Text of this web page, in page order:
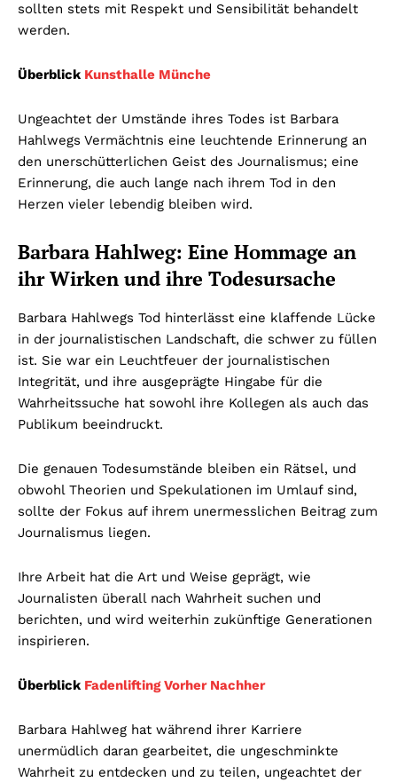
sollten stets mit Respekt und Sensibilität behandelt
werden.
Überblick Kunsthalle Münche
Ungeachtet der Umstände ihres Todes ist Barbara
Hahlwegs Vermächtnis eine leuchtende Erinnerung an
den unerschütterlichen Geist des Journalismus; eine
Erinnerung, die auch lange nach ihrem Tod in den
Herzen vieler lebendig bleiben wird.
Barbara Hahlweg: Eine Hommage an
ihr Wirken und ihre Todesursache
Barbara Hahlwegs Tod hinterlässt eine klaffende Lücke
in der journalistischen Landschaft, die schwer zu füllen
ist. Sie war ein Leuchtfeuer der journalistischen
Integrität, und ihre ausgeprägte Hingabe für die
Wahrheitssuche hat sowohl ihre Kollegen als auch das
Publikum beeindruckt.
Die genauen Todesumstände bleiben ein Rätsel, und
obwohl Theorien und Spekulationen im Umlauf sind,
sollte der Fokus auf ihrem unermesslichen Beitrag zum
Journalismus liegen.
Ihre Arbeit hat die Art und Weise geprägt, wie
Journalisten überall nach Wahrheit suchen und
berichten, und wird weiterhin zukünftige Generationen
inspirieren.
Überblick Fadenlifting Vorher Nachher
Barbara Hahlweg hat während ihrer Karriere
unermüdlich daran gearbeitet, die ungeschminkte
Wahrheit zu entdecken und zu teilen, ungeachtet der